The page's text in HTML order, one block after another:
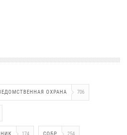
ОХРАНА 706
174 СОБР 254